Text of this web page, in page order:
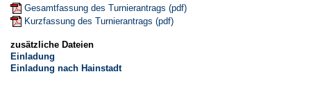
Gesamtfassung des Turnierantrags (pdf)
Kurzfassung des Turnierantrags (pdf)
zusätzliche Dateien
Einladung
Einladung nach Hainstadt